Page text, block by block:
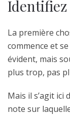
La première
commence et
évident, mais
plus trop, pas
Mais il s’agit ici
note sur